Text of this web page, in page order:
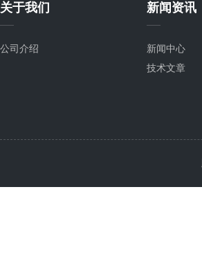
关于我们
公司介绍
新闻资讯
新闻中心
技术文章